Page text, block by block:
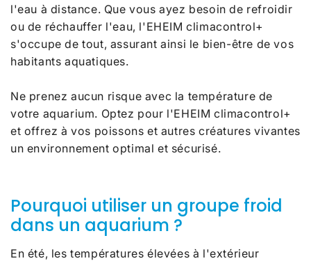
l'eau à distance. Que vous ayez besoin de refroidir
ou de réchauffer l'eau, l'EHEIM climacontrol+
s'occupe de tout, assurant ainsi le bien-être de vos
habitants aquatiques.
Ne prenez aucun risque avec la température de
votre aquarium. Optez pour l'EHEIM climacontrol+
et offrez à vos poissons et autres créatures vivantes
un environnement optimal et sécurisé.
Pourquoi utiliser un groupe froid
dans un aquarium ?
En été, les températures élevées à l'extérieur